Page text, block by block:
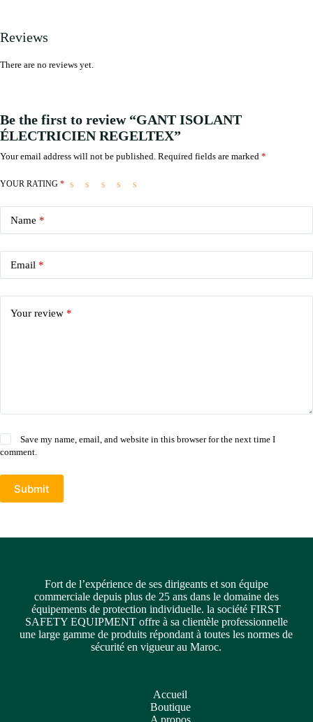
Reviews
There are no reviews yet.
Be the first to review “GANT ISOLANT
ÉLECTRICIEN REGELTEX”
Your email address will not be published. Required fields are marked *
YOUR RATING *
Name *
Email *
Your review *
Save my name, email, and website in this browser for the next time I
comment.
Submit
Fort de l’expérience de ses dirigeants et son équipe
commerciale depuis plus de 25 ans dans le domaine des
équipements de protection individuelle. la société FIRST
SAFETY EQUIPMENT offre à sa clientèle professionnelle
une large gamme de produits répondant à toutes les normes de
sécurité en vigueur au Maroc.
Accueil
Boutique